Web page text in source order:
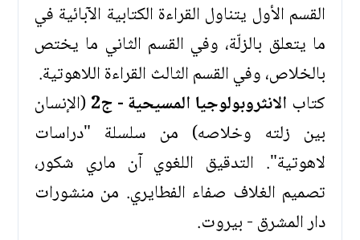
القسم الأول يتناول القراءة الكتابية الآبائية في
ما يتعلق بالزلّة، وفي القسم الثاني ما يختص
بالخلاص، وفي القسم الثالث القراءة اللاهوتية.
كتاب الانثروبولوجيا المسيحية - ج2 (الإنسان
بين زلته وخلاصه) من سلسلة "دراسات
لاهوتية". التدقيق اللغوي آن ماري شكور،
تصميم الغلاف صفاء الفطايري. من منشورات
دار المشرق - بيروت.